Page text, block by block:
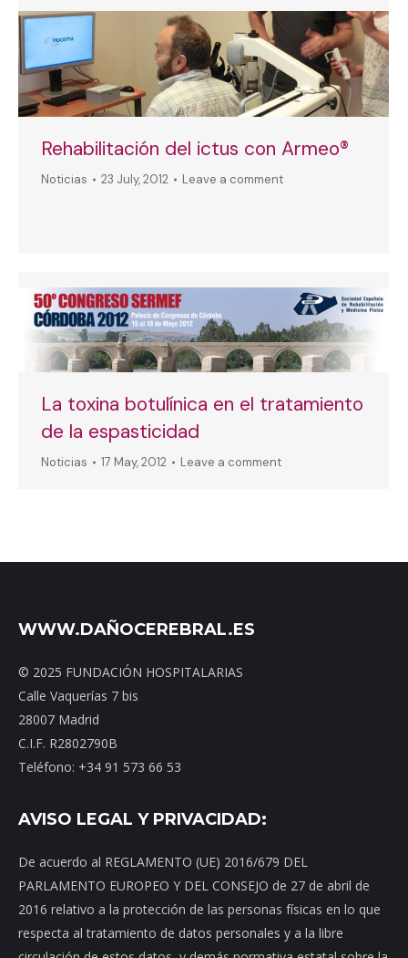
Rehabilitación del ictus con Armeo®
Noticias 23 July, 2012 Leave a comment
La toxina botulínica en el tratamiento
de la espasticidad
Noticias 17 May, 2012 Leave a comment
WWW.DAÑOCEREBRAL.ES
© 2025 FUNDACIÓN HOSPITALARIAS
Calle Vaquerías 7 bis
28007 Madrid
C.I.F. R2802790B
Teléfono: +34 91 573 66 53
AVISO LEGAL Y PRIVACIDAD:
De acuerdo al REGLAMENTO (UE) 2016/679 DEL
PARLAMENTO EUROPEO Y DEL CONSEJO de 27 de abril de
2016 relativo a la protección de las personas físicas en lo que
respecta al tratamiento de datos personales y a la libre